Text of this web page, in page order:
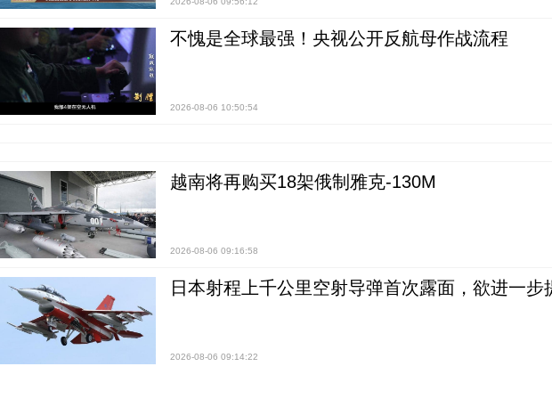
不愧是全球最强！央视公开反航母作战流程
2026-08-06 10:50:54
越南将再购买18架俄制雅克-130M
2026-08-06 09:16:58
日本射程上千公里空射导弹首次露面，欲进一步
2026-08-06 09:14:22